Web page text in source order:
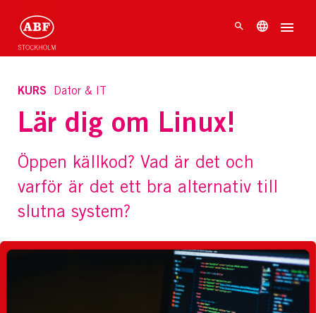
KURS Dator & IT
Lär dig om Linux!
Öppen källkod? Vad är det och
varför är det ett bra alternativ till
slutna system?